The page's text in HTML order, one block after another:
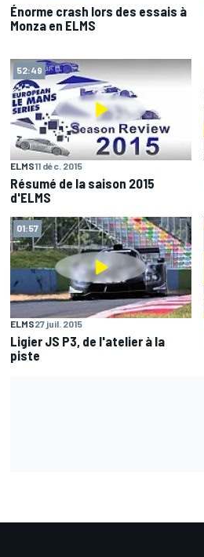
AUTRES CHAMPIONNATS
Énorme crash lors des essais à
Monza en ELMS
52:49
ELMS11 déc. 2015
Résumé de la saison 2015
d'ELMS
01:57
ELMS27 juil. 2015
Ligier JS P3, de l'atelier à la
piste